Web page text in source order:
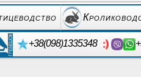
+38(098)1335348